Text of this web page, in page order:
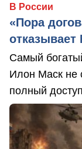
В России
«Пора
отказывает
Самый
Илон Маск не
полный